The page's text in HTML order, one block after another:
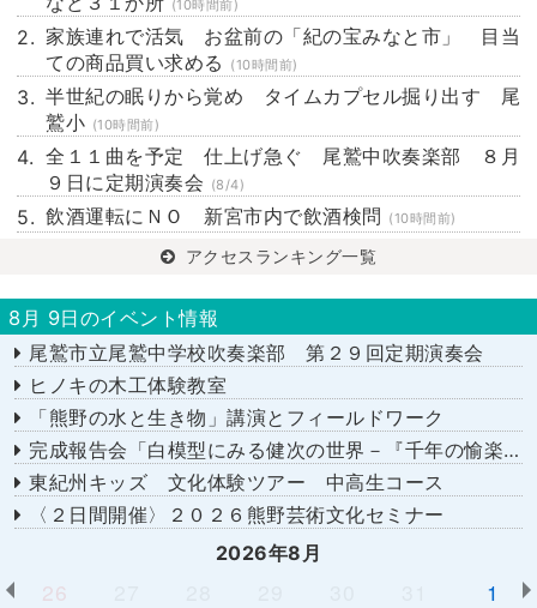
(10時間前)
家族連れで活気 お盆前の「紀の宝みなと市」 目当
ての商品買い求める
(10時間前)
半世紀の眠りから覚め タイムカプセル掘り出す 尾
鷲小 (10時間前)
全１１曲を予定 仕上げ急ぐ 尾鷲中吹奏楽部 ８月
９日に定期演奏会 (8/4)
飲酒運転にＮＯ 新宮市内で飲酒検問 (10時間前)
アクセスランキング一覧
8月 9日のイベント情報
尾鷲市立尾鷲中学校吹奏楽部 第２９回定期演奏会
ヒノキの木工体験教室
「熊野の水と生き物」講演とフィールドワーク
完成報告会「白模型にみる健次の世界－『千年の愉楽』『奇蹟』より－」
東紀州キッズ 文化体験ツアー 中高生コース
〈２日間開催〉２０２６熊野芸術文化セミナー
2026年8月
26
1